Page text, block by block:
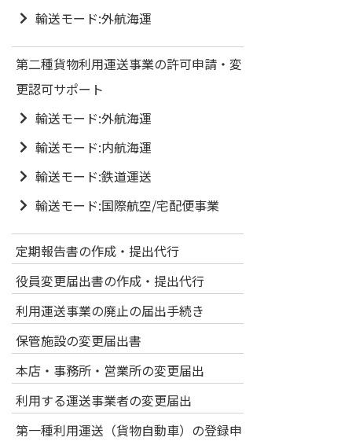
輸送モード:外航海運
第二種貨物利用運送事業の許可申請・変
更認可サポート
輸送モード:外航海運
輸送モード:内航海運
輸送モード:鉄道運送
輸送モード:国際航空/宅配便事業
定期報告書の作成・提出代行
役員変更届出書の作成・提出代行
利用運送事業の廃止の届出手続き
保管施設の変更届出書
本店・事務所・営業所の変更届出
利用する運送事業者の変更届出
第一種利用運送（貨物自動車）の登録申